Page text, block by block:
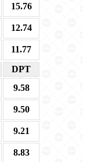
15.76
12.74
11.77
DPT
9.58
9.50
9.21
8.83